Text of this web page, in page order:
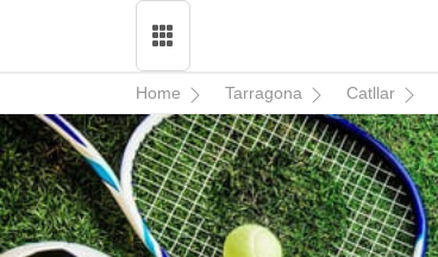
Home Tarragona Catllar